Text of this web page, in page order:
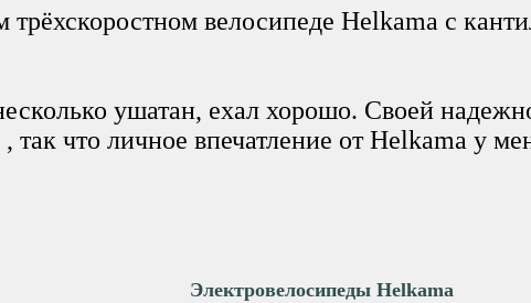
трёхскоростном велосипеде Helkama c
ушатан, ехал хорошо. Своей
, так что личное впечатление от Helkama у
Электровелосипеды Helkama